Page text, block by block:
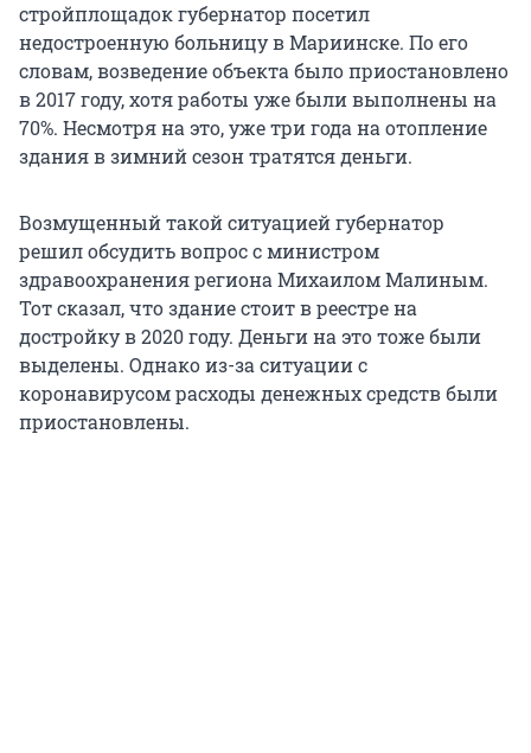
стройплощадок губернатор посетил
недостроенную больницу в Мариинске. По его
словам, возведение объекта было приостановлено
в 2017 году, хотя работы уже были выполнены на
70%. Несмотря на это, уже три года на отопление
здания в зимний сезон тратятся деньги.
Возмущенный такой ситуацией губернатор
решил обсудить вопрос с министром
здравоохранения региона Михаилом Малиным.
Тот сказал, что здание стоит в реестре на
достройку в 2020 году. Деньги на это тоже были
выделены. Однако из-за ситуации с
коронавирусом расходы денежных средств были
приостановлены.